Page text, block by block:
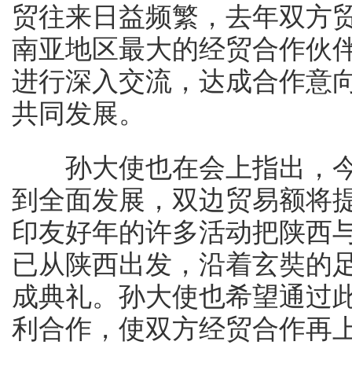
贸往来日益频繁，去年双方
南亚地区最大的经贸合作伙
进行深入交流，达成合作意
共同发展。
孙大使也在会上指出，今
到全面发展，双边贸易额将
印友好年的许多活动把陕西
已从陕西出发，沿着玄奘的
成典礼。孙大使也希望通过
利合作，使双方经贸合作再